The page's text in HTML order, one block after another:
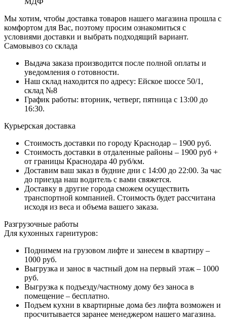
Мы хотим, чтобы доставка товаров нашего магазина прошла с
комфортом для Вас, поэтому просим ознакомиться с
условиями доставки и выбрать подходящий вариант.
Самовывоз со склада
Выдача заказа производится после полной оплаты и
уведомления о готовности.
Наш склад находится по адресу: Ейское шоссе 50/1,
склад №8
График работы: вторник, четверг, пятница с 13:00 до
16:30.
Курьерская доставка
Стоимость доставки по городу Краснодар – 1900 руб.
Стоимость доставки в отдаленные районы – 1900 руб +
от границы Краснодара 40 руб/км.
Доставим ваш заказ в будние дни с 14:00 до 22:00. За час
до приезда наш водитель с вами свяжется.
Доставку в другие города сможем осуществить
транспортной компанией. Стоимость будет рассчитана
исходя из веса и объема вашего заказа.
Разгрузочные работы
Для кухонных гарнитуров:
Поднимем на грузовом лифте и занесем в квартиру –
1000 руб.
Выгрузка и занос в частный дом на первый этаж – 1000
руб.
Выгрузка к подъезду/частному дому без заноса в
помещение – бесплатно.
Подъем кухни в квартирные дома без лифта возможен и
просчитывается заранее менеджером нашего магазина.